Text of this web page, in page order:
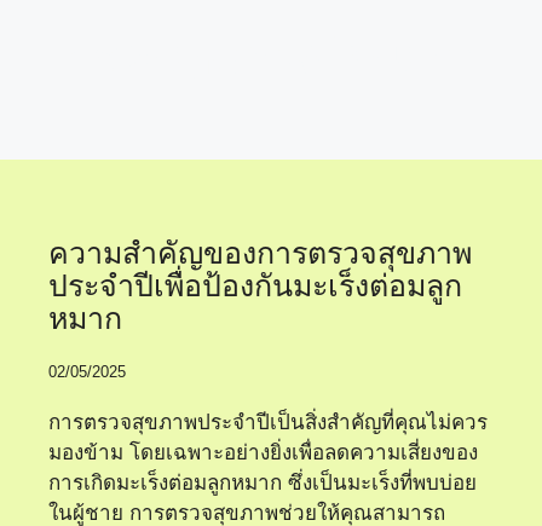
ความสำคัญของการตรวจสุขภาพ
ประจำปีเพื่อป้องกันมะเร็งต่อมลูก
หมาก
02/05/2025
การตรวจสุขภาพประจำปีเป็นสิ่งสำคัญที่คุณไม่ควร
มองข้าม โดยเฉพาะอย่างยิ่งเพื่อลดความเสี่ยงของ
การเกิดมะเร็งต่อมลูกหมาก ซึ่งเป็นมะเร็งที่พบบ่อย
ในผู้ชาย การตรวจสุขภาพช่วยให้คุณสามารถ